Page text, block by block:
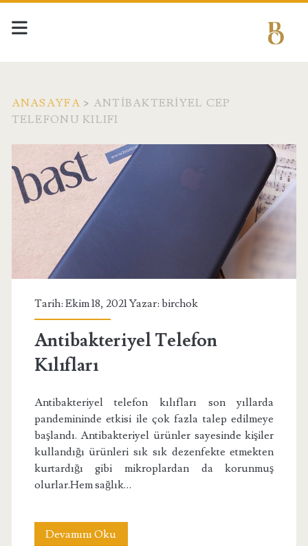
ANASAYFA > ANTIBAKTERIYEL CEP
TELEFONU KILIFI
Etiket:
<span>antibakteriyel
cep
telefonu
kılıfı</span>
Tarih: Ekim 18, 2021 Yazar: birchok
Antibakteriyel Telefon
Kılıfları
Antibakteriyel telefon kılıfları son yıllarda
pandemininde etkisi ile çok fazla talep edilmeye
başlandı. Antibakteriyel ürünler sayesinde kişiler
kullandığı ürünleri sık sık dezenfekte etmekten
kurtardığı gibi mikroplardan da korunmuş
olurlar.Hem sağlık…
Devamını OkuAntibakteriyel